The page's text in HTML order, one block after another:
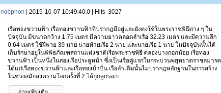
nobphon | 2015-10-07 10:49:40.0 | Hits 3027
เรือทองขวานฟ้า เรือทองขวานฟ้าที่ปรากฎมีอยู่และยังคงใช้ในพระราชพิธีต่าง ๆ ใน
ปัจจุบัน มีขนาดกว้าง 1.75 เมตร มีความยาวตลอดลำเรือ 32.23 เมตร และมีความลึก
0.64 เมตร ใช้ฝีพาย 39 นาย นายท้ายเรือ 2 นาย และนายเรือ 1 นาย ในปัจจุบันนั้นได้
เก็บรักษาอยู่ในพิพิธภัณฑสถานแห่งชาติเรือพระราชพิธี คลองบางกอกน้อย เรือทอง
ขวานฟ้า เป็นหนึ่งในสองเรือประตูหน้า ซึ่งเป็นเรือคู่แรกในกระบวนพยุหยาตราชลมารค
ได้แก่เรือทองขวานฟ้าและเรือทองบ้าบิ่น เรือลำเดิมนั้นไม่ปรากฎหลักฐานในการสร้าง
ในช่วงสมัยสงครามโลกครั้งที่ 2 ได้ถูกลูกระเบ...